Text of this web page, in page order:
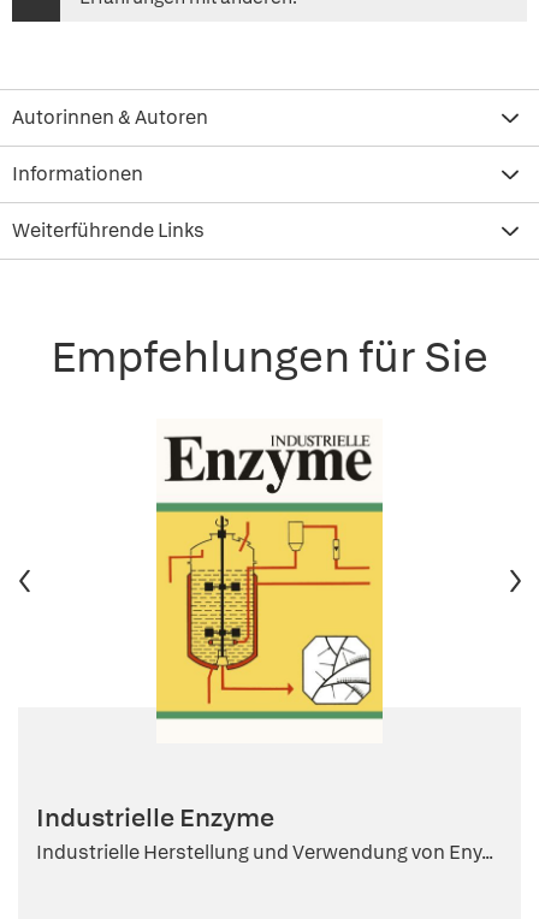
Autorinnen & Autoren
Informationen
Weiterführende Links
Empfehlungen für Sie
Industrielle Enzyme
Industrielle Herstellung und Verwendung von Eny...